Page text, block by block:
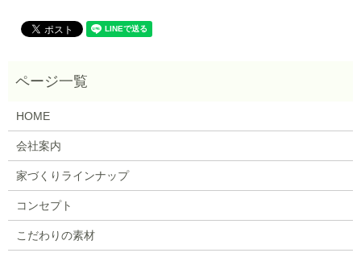
HOME
会社案内
家づくりラインナップ
コンセプト
こだわりの素材